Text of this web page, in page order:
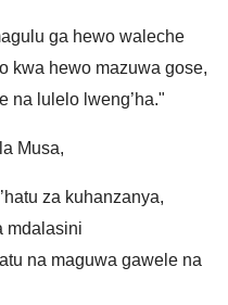
ga hewo waleche
kwa hewo mazuwa gose,
na lulelo lweng’ha."
Musa,
za kuhanzanya,
mdalasini
na maguwa gawele na